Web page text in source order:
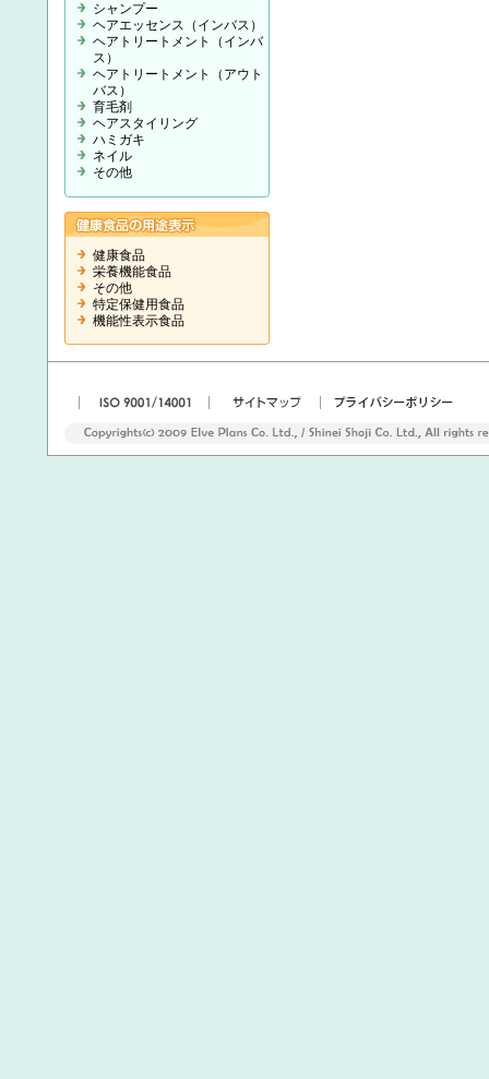
シャンプー
ヘアエッセンス（インバス）
ヘアトリートメント（インバ
ス）
ヘアトリートメント（アウト
バス）
育毛剤
ヘアスタイリング
ハミガキ
ネイル
その他
健康食品
栄養機能食品
その他
特定保健用食品
機能性表示食品
|